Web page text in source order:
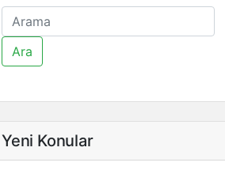
Ara
Yeni Konular